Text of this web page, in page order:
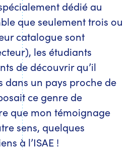
dédié au
que seulement trois ou
catalogue sont
les étudiants
de découvrir qu’il
dans un pays proche de
ce genre de
que mon témoignage
sens, quelques
à l’ISAE !